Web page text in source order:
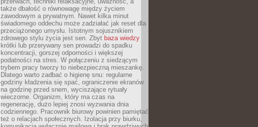
także dbałość o równowagę między życiem
zawodowym a prywatnym. Nawet kilka minut
świadomego oddechu może zadziałać jak reset dla
przeciążonego umysłu. Istotnym sojusznikiem
zdrowego stylu życia jest sen. Zbyt baza wiedzy
krótki lub przerywany sen prowadzi do spadku
koncentracji, gorszej odporności i większej
podatności na stres. W połączeniu z siedzącym
trybem pracy tworzy to niebezpieczną mieszankę.
Dlatego warto zadbać o higienę snu: regularne
godziny kładzenia się spać, ograniczenie ekranów
na godzinę przed snem, wyciszające rytuały
wieczorne. Organizm, który ma czas na
regenerację, dużo lepiej znosi wyzwania dnia
codziennego. Pracownik biurowy powinien pamiętać
też o relacjach społecznych. Izolacja przy biurku,